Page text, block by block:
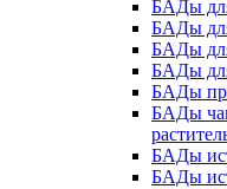
БАДы
БАДы
БАДы
БАДы
БАДы
БАДы
БАДы
БАДы